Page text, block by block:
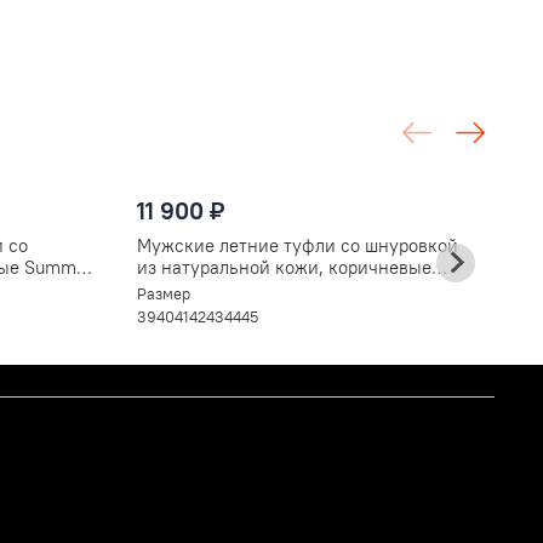
со
Summer
11 900 ₽
Мужские летние туфли со шнуровкой
из натуральной кожи, коричневые
V5268
Размер
39404142434445